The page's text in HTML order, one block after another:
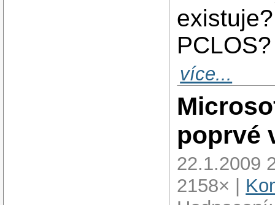
PCLOS?
více...
poprvé
22.1.2009
2158× |